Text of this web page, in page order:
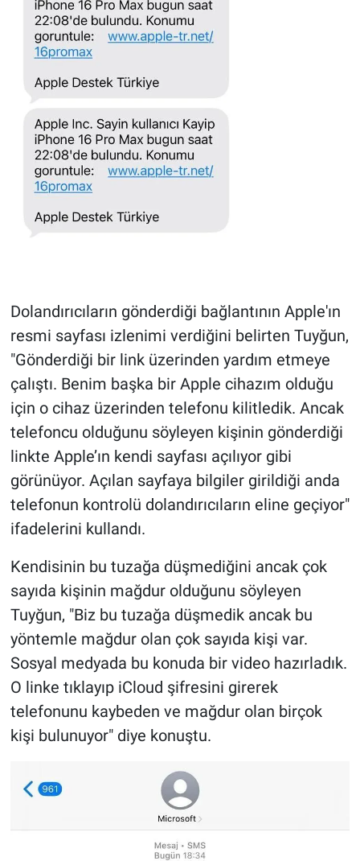
Dolandırıcıların gönderdiği bağlantının Apple'ın
resmi sayfası izlenimi verdiğini belirten Tuyğun,
"Gönderdiği bir link üzerinden yardım etmeye
çalıştı. Benim başka bir Apple cihazım olduğu
için o cihaz üzerinden telefonu kilitledik. Ancak
telefoncu olduğunu söyleyen kişinin gönderdiği
linkte Apple’ın kendi sayfası açılıyor gibi
görünüyor. Açılan sayfaya bilgiler girildiği anda
telefonun kontrolü dolandırıcıların eline geçiyor"
ifadelerini kullandı.
Kendisinin bu tuzağa düşmediğini ancak çok
sayıda kişinin mağdur olduğunu söyleyen
Tuyğun, "Biz bu tuzağa düşmedik ancak bu
yöntemle mağdur olan çok sayıda kişi var.
Sosyal medyada bu konuda bir video hazırladık.
O linke tıklayıp iCloud şifresini girerek
telefonunu kaybeden ve mağdur olan birçok
kişi bulunuyor" diye konuştu.